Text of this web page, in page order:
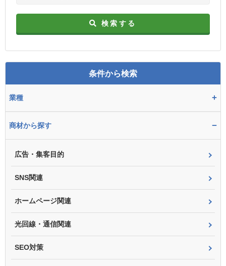
検索する
条件から検索
業種 +
商材から探す −
広告・集客目的
SNS関連
ホームページ関連
光回線・通信関連
SEO対策